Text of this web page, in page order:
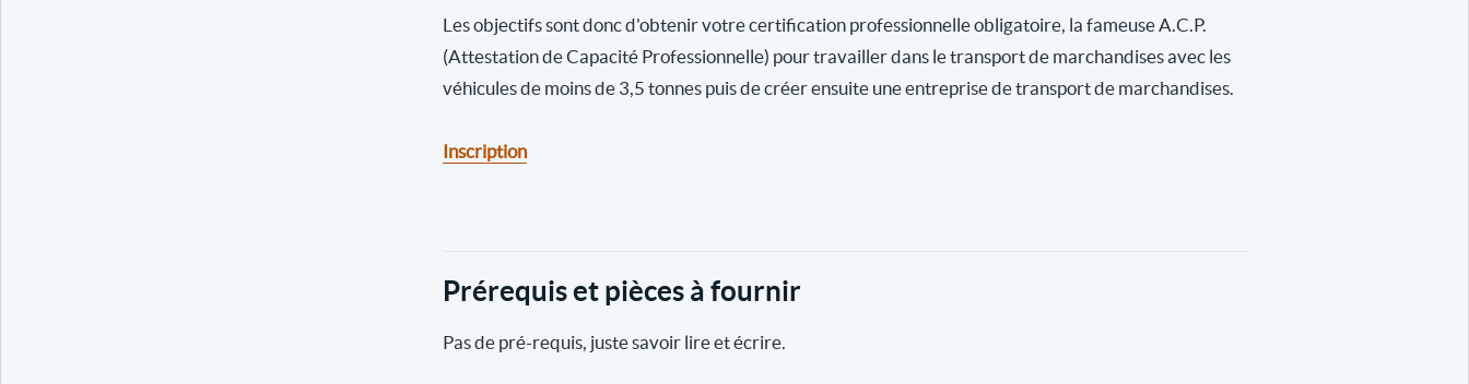
Les objectifs sont donc d'obtenir votre certification professionnelle obligatoire, la fameuse A.C.P.
(Attestation de Capacité Professionnelle) pour travailler dans le transport de marchandises avec les
véhicules de moins de 3,5 tonnes puis de créer ensuite une entreprise de transport de marchandises.
Inscription
Prérequis et pièces à fournir
Pas de pré-requis, juste savoir lire et écrire.